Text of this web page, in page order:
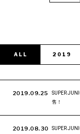
ALL 2019
2019.09.25
SUPER
售！
2019.08.30
SUPER